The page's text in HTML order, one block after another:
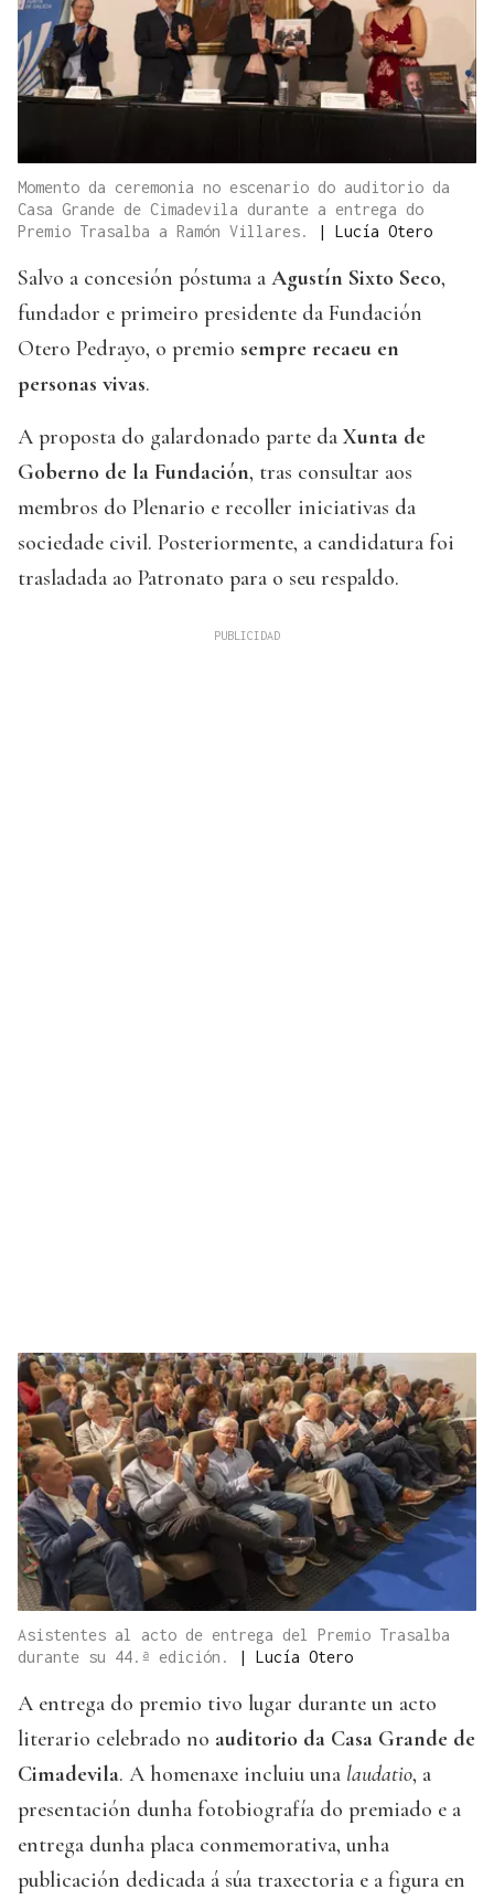
Momento da ceremonia no escenario do auditorio da
Casa Grande de Cimadevila durante a entrega do
Premio Trasalba a Ramón Villares.
| Lucía Otero
Salvo a concesión póstuma a Agustín Sixto Seco,
fundador e primeiro presidente da Fundación
Otero Pedrayo, o premio sempre recaeu en
personas vivas.
A proposta do galardonado parte da Xunta de
Goberno de la Fundación, tras consultar aos
membros do Plenario e recoller iniciativas da
sociedade civil. Posteriormente, a candidatura foi
trasladada ao Patronato para o seu respaldo.
Asistentes al acto de entrega del Premio Trasalba
durante su 44.ª edición.
| Lucía Otero
A entrega do premio tivo lugar durante un acto
literario celebrado no auditorio da Casa Grande de
Cimadevila. A homenaxe incluiu una laudatio, a
presentación dunha fotobiografía do premiado e a
entrega dunha placa conmemorativa, unha
publicación dedicada á súa traxectoria e a figura en